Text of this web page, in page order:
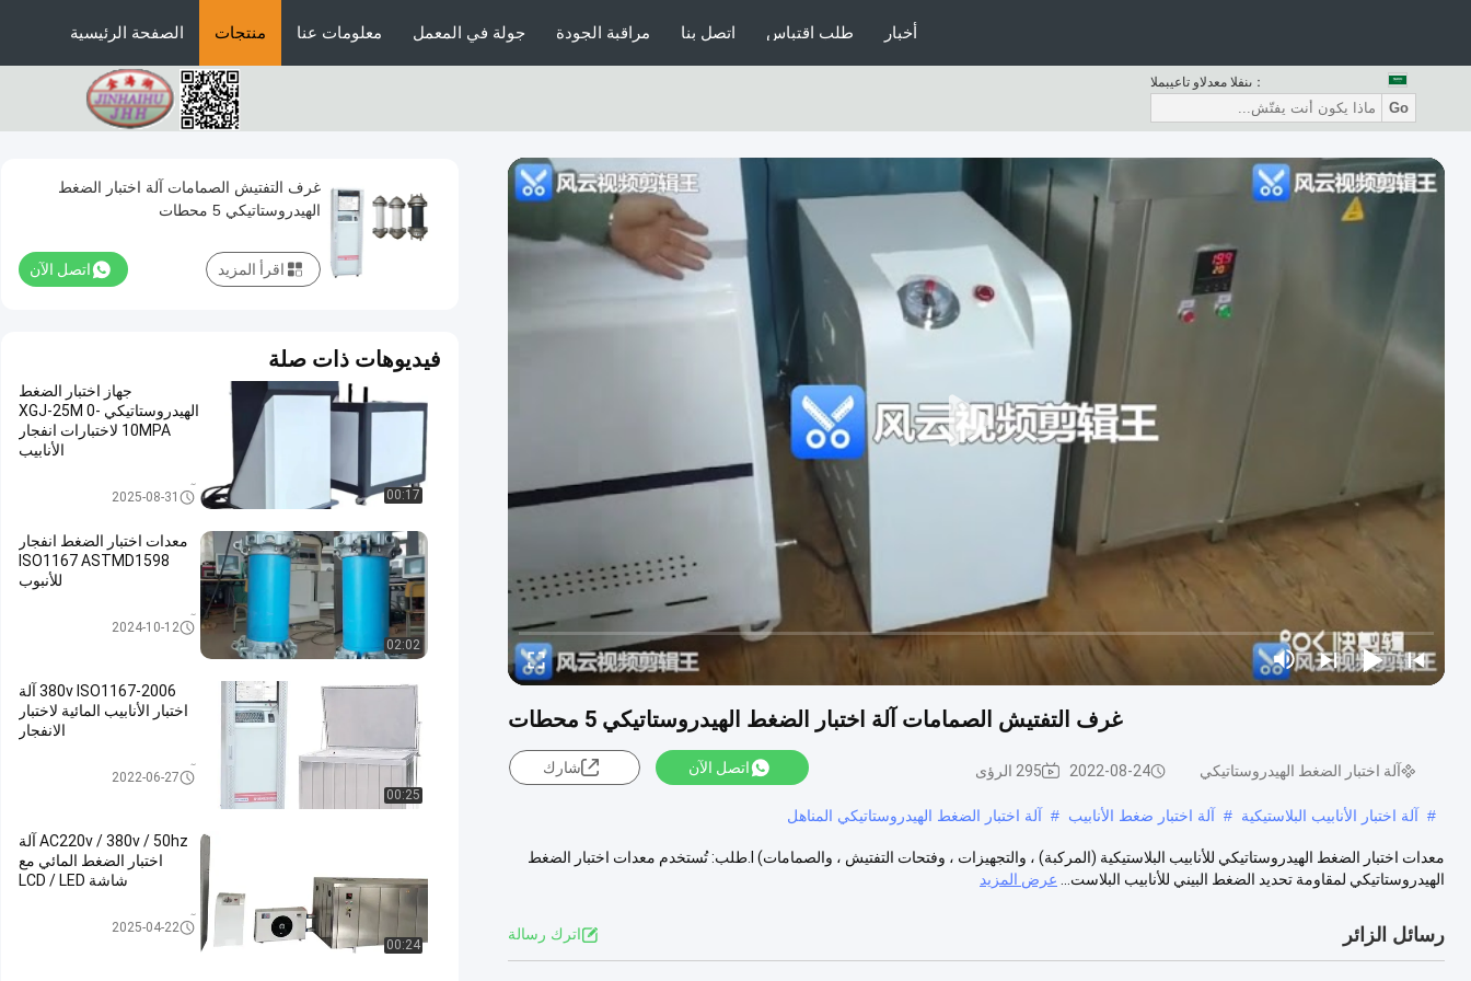
الصفحة الرئيسية منتجات معلومات عنا جولة في المعمل مراقبة الجودة اتصل بنا طلب اقتباس أخبار
المبيعات والدعم الفنى：
Go
غرف التفتيش الصمامات آلة اختبار الضغط الهيدروستاتيكي 5 محطات
آلة اختبار الضغط الهيدروستاتيكي 2022-08-24 295 الرؤى اتصل الآن شارك
# آلة اختبار الأنابيب البلاستيكية # آلة اختبار ضغط الأنابيب # آلة اختبار الضغط الهيدروستاتيكي المناهل
معدات اختبار الضغط الهيدروستاتيكي للأنابيب البلاستيكية (المركبة) ، والتجهيزات ، وفتحات التفتيش ، والصمامات) Ⅰ.طلب: تُستخدم معدات اختبار الضغط
الهيدروستاتيكي لمقاومة تحديد الضغط البيني للأنابيب البلاست...
عرض المزيد
رسائل الزائر اترك رسالة
غرف التفتيش الصمامات آلة اختبار الضغط
الهيدروستاتيكي 5 محطات
اتصل الآن اقرأ المزيد
فيديوهات ذات صلة
00:17
جهاز اختبار الضغط
الهيدروستاتيكي XGJ-25M 0-
10MPA لاختبارات انفجار
الأنابيب
آلة اختبار الضغط الهيدروستاتيكي
2025-08-31
02:02
معدات اختبار الضغط انفجار
ISO1167 ASTMD1598
للأنبوب
آلة اختبار الضغط الهيدروستاتيكي
2024-10-12
00:25
380v ISO1167-2006 آلة
اختبار الأنابيب المائية لاختبار
الانفجار
آلة اختبار الضغط الهيدروستاتيكي
2022-06-27
00:24
AC220v / 380v / 50hz آلة
اختبار الضغط المائي مع
شاشة LCD / LED
آلة اختبار الضغط الهيدروستاتيكي
2025-04-22